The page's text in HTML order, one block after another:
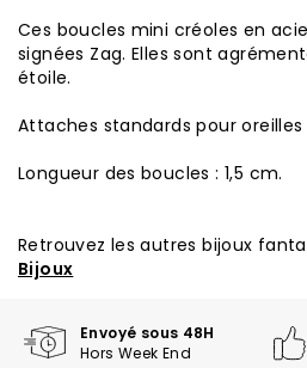
Ces boucles mini créoles en
signées Zag. Elles sont
étoile.
Attaches standards pour oreilles
Longueur des boucles : 1,5 cm.
Retrouvez les autres bijoux
Bijoux
Envoyé sous 48H
Hors Week End